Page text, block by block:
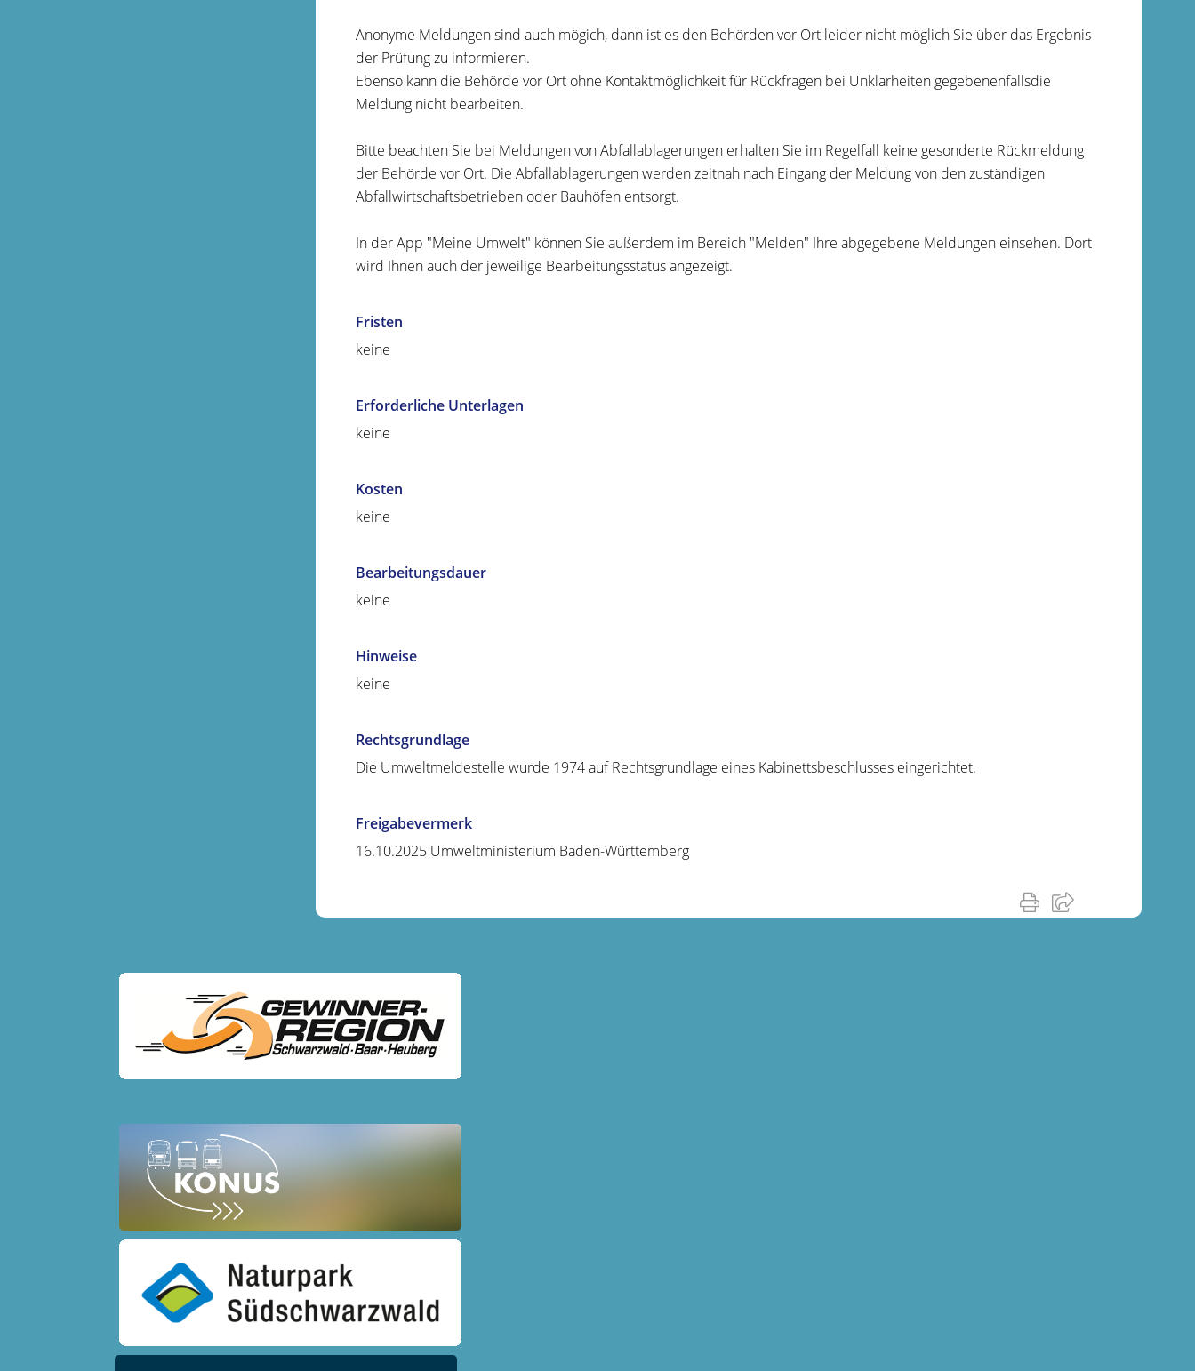
Anonyme Meldungen sind auch mögich, dann ist es den Behörden vor Ort leider nicht möglich Sie über das Ergebnis
der Prüfung zu informieren.
Ebenso kann die Behörde vor Ort ohne Kontaktmöglichkeit für Rückfragen bei Unklarheiten gegebenenfallsdie
Meldung nicht bearbeiten.
Bitte beachten Sie bei Meldungen von Abfallablagerungen erhalten Sie im Regelfall keine gesonderte Rückmeldung
der Behörde vor Ort. Die Abfallablagerungen werden zeitnah nach Eingang der Meldung von den zuständigen
Abfallwirtschaftsbetrieben oder Bauhöfen entsorgt.
In der App "Meine Umwelt" können Sie außerdem im Bereich "Melden" Ihre abgegebene Meldungen einsehen. Dort
wird Ihnen auch der jeweilige Bearbeitungsstatus angezeigt.
Fristen
keine
Erforderliche Unterlagen
keine
Kosten
keine
Bearbeitungsdauer
keine
Hinweise
keine
Rechtsgrundlage
Die Umweltmeldestelle wurde 1974 auf Rechtsgrundlage eines Kabinettsbeschlusses eingerichtet.
Freigabevermerk
16.10.2025 Umweltministerium Baden-Württemberg